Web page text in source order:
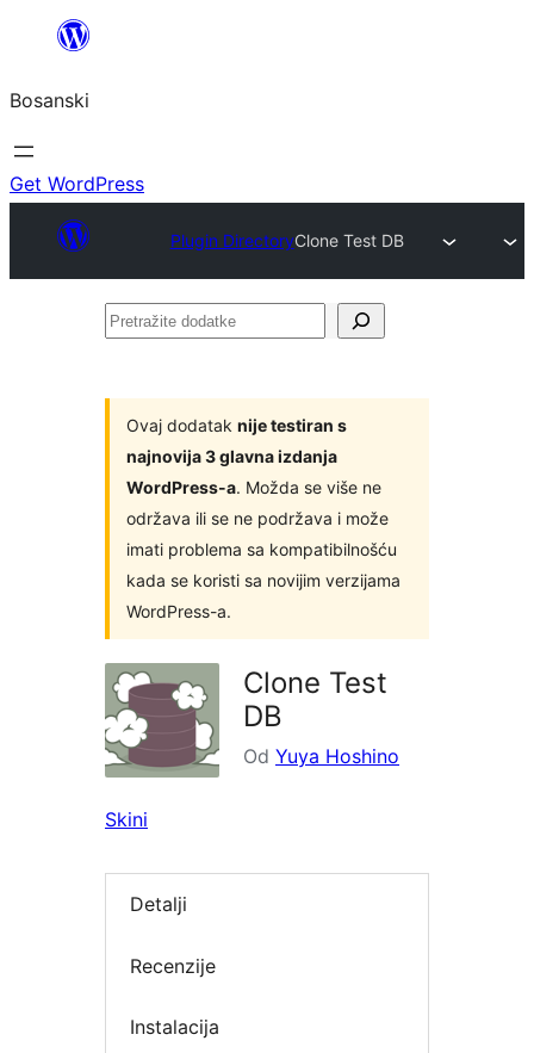
sadržaj
Bosanski
Get WordPress
Plugin DirectoryClone Test DB
Pretražite
Ovaj dodatak nije testiran s
najnovija 3 glavna izdanja
WordPress-a. Možda se više ne
održava ili se ne podržava i može
imati problema sa kompatibilnošću
kada se koristi sa novijim verzijama
WordPress-a.
Clone Test
DB
Od Yuya Hoshino
Skini
Detalji
Recenzije
Instalacija